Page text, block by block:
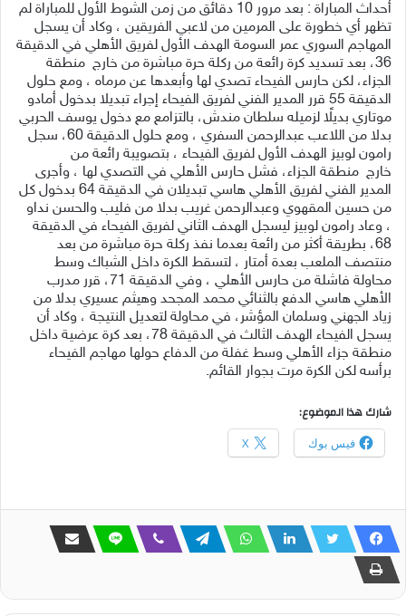
أحداث المباراة : بعد مرور دقائق من زمن الشوط الأول للمباراة لم
تظهر أي خطورة على المرمين من لاعبي الفريقين ، وكاد أن يسجل
المهاجم السوري عمر السومة الهدف الأول لفريق الأهلي في الدقيقة
36، بعد تسديد كرة رائعة من ركلة حرة مباشرة من خارج منطقة
الجزاء، لكن حارس الفيحاء تصدي لها وأبعدها عن مرماه ، ومع حلول
الدقيقة
قرر المدير الفني لفريق الفيحاء إجراء تبديلا بدخول أمادو
موتاري بديلًا لزميله سلطان مندش، بالتزامع مع دخول يوسف الحربي
بدلا من اللاعب عبدالرحمن السفري ، ومع حلول الدقيقة ، سجل
رامون لوبيز الهدف الأول لفريق الفيحاء ، بتصويبة رائعة من
خارج منطقة الجزاء، فشل حارس الأهلي في التصدي لها ، وأجرى
المدير الفني لفريق الأهلي هاسي تبديلان في الدقيقة بدخول كل
من حسين المقهوي وعبدالرحمن غريب بدلا من فليب والحسن نداو
، وعاد رامون لوبيز ليسجل الهدف الثاني لفريق الفيحاء في الدقيقة
68، بطريقة أكثر من رائعة بعدما نفذ ركلة حرة مباشرة من بعد
منتصف الملعب بعدة أمتار ، لتسقط الكرة داخل الشباك وسط
محاولة فاشلة من حارس الأهلي ، وفي الدقيقة ، قرر مدرب
الأهلي هاسي الدفع بالثنائي محمد المجحد وهيثم عسيري بدلا من
زياد الجهني وسلمان المؤشر، في محاولة لتعديل النتيجة ، وكاد أن
يسجل الفيحاء الهدف الثالث في الدقيقة ، بعد كرة عرضية داخل
منطقة جزاء الأهلي وسط غفلة من الدفاع حولها مهاجم الفيحاء
برأسه لكن الكرة مرت بجوار القائم.
شارك هذا الموضوع:
فيس بوك X